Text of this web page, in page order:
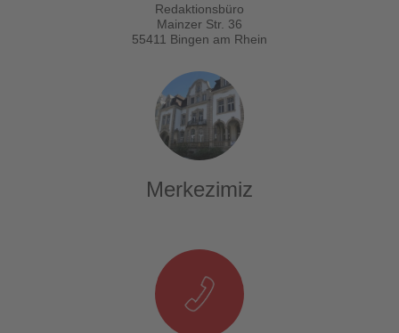
Redaktionsbüro
Mainzer Str. 36
55411 Bingen am Rhein
Merkezimiz